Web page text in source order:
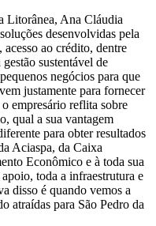
Litorânea, Ana Cláudia
desenvolvidas pela
acesso ao crédito, dentre
sustentável de
negócios para que
justamente para fornecer
empresário reflita sobre
qual a sua vantagem
para obter resultados
Aciaspa, da Caixa
Econômico e à toda sua
toda a infraestrutura e
disso é quando vemos a
atraídas para São Pedro da